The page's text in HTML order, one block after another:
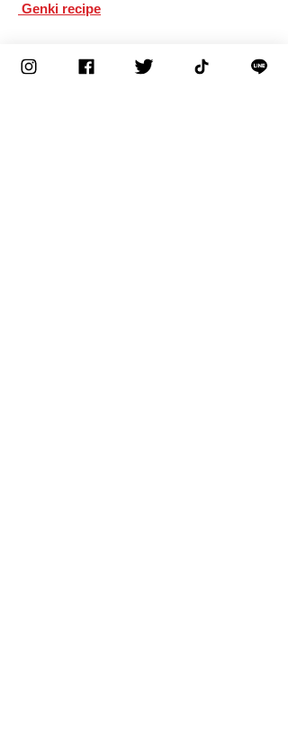
​ Genki recipe
Corporate philosophy